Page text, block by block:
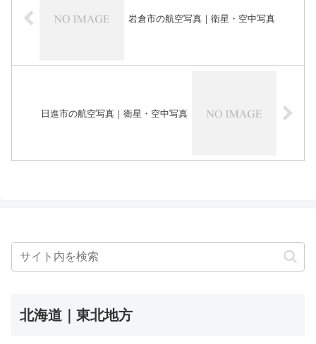
岩倉市の航空写真｜衛星・空中写真
日進市の航空写真｜衛星・空中写真
北海道｜東北地方